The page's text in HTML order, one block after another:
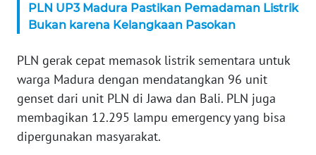
PLN UP3 Madura Pastikan Pemadaman Listrik
Bukan karena Kelangkaan Pasokan
PLN gerak cepat memasok listrik sementara untuk
warga Madura dengan mendatangkan 96 unit
genset dari unit PLN di Jawa dan Bali. PLN juga
membagikan 12.295 lampu emergency yang bisa
dipergunakan masyarakat.
JAMBI
SULTRA
WN
NTB
WN